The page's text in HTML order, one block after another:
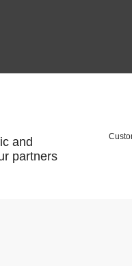
and
partners